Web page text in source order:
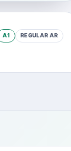
A1 REGULAR AR